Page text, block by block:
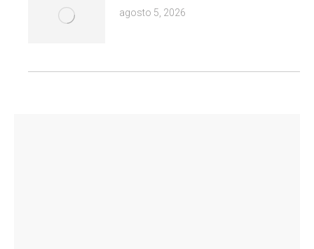
agosto 5, 2026